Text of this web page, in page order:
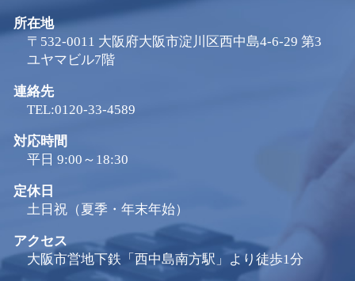
所在地
〒532-0011 大阪府大阪市淀川区西中島4-6-29 第3
ユヤマビル7階
連絡先
TEL:0120-33-4589
対応時間
平日 9:00～18:30
定休日
土日祝（夏季・年末年始）
アクセス
大阪市営地下鉄「西中島南方駅」より徒歩1分